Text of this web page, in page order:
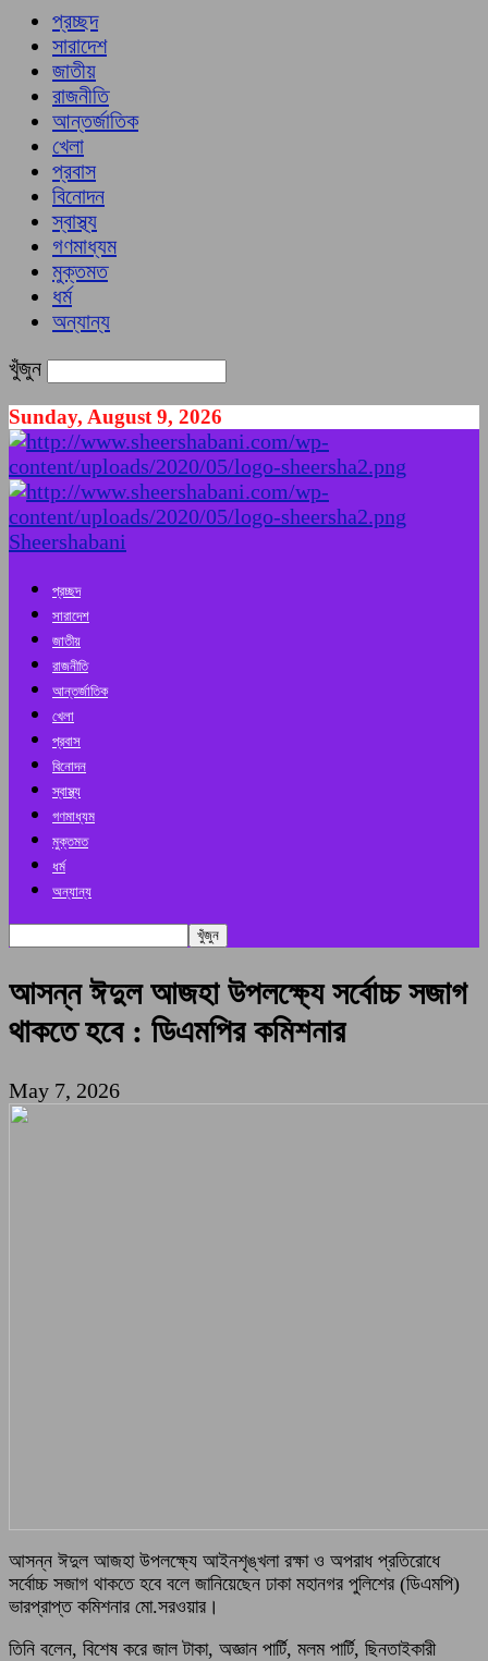
প্রচ্ছদ
সারাদেশ
জাতীয়
রাজনীতি
আন্তর্জাতিক
খেলা
প্রবাস
বিনোদন
স্বাস্থ্য
গণমাধ্যম
মুক্তমত
ধর্ম
অন্যান্য
খুঁজুন
Sunday, August 9, 2026
Sheershabani
প্রচ্ছদ
সারাদেশ
জাতীয়
রাজনীতি
আন্তর্জাতিক
খেলা
প্রবাস
বিনোদন
স্বাস্থ্য
গণমাধ্যম
মুক্তমত
ধর্ম
অন্যান্য
আসন্ন ঈদুল আজহা উপলক্ষ্যে সর্বোচ্চ সজাগ
থাকতে হবে : ডিএমপির কমিশনার
May 7, 2026
আসন্ন ঈদুল আজহা উপলক্ষ্যে আইনশৃঙ্খলা রক্ষা ও অপরাধ প্রতিরোধে
সর্বোচ্চ সজাগ থাকতে হবে বলে জানিয়েছেন ঢাকা মহানগর পুলিশের (ডিএমপি)
ভারপ্রাপ্ত কমিশনার মো.সরওয়ার।
তিনি বলেন, বিশেষ করে জাল টাকা, অজ্ঞান পার্টি, মলম পার্টি, ছিনতাইকারী